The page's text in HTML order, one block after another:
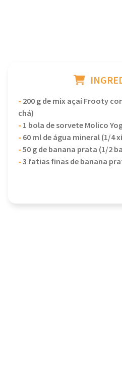
- 200 g de mix açaí Frooty
chá)
- 1 bola de sorvete Molico
- 60 ml de água mineral (1/4
-50 g de banana prata (1/2
-3 fatias finas de banana